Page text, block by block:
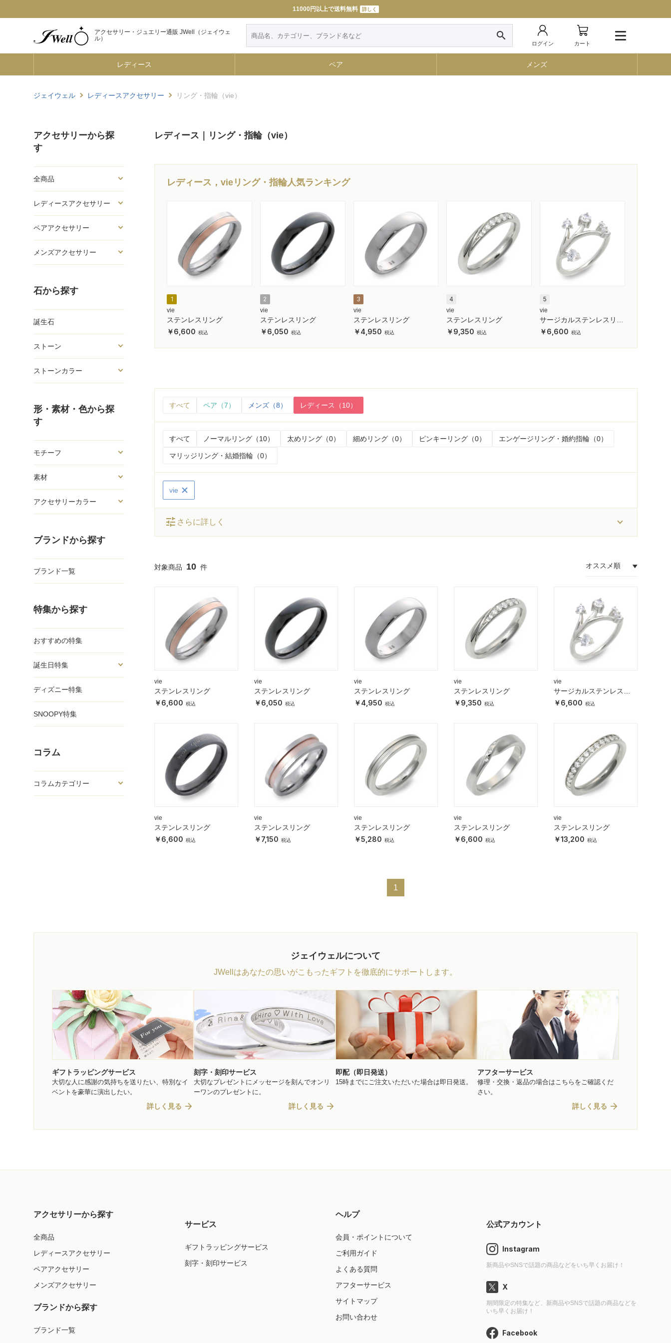
11000円以上で送料無料 詳しく
アクセサリー・ジュエリー通販 JWell（ジェイウェ
ル）
search
ログイン カート
レディース ペア メンズ
ジェイウェル レディースアクセサリー リング・指輪（vie）
アクセサリーから探
す
全商品
レディースアクセサリー
ペアアクセサリー
メンズアクセサリー
石から探す
誕生石
ストーン
ストーンカラー
形・素材・色から探
す
モチーフ
素材
アクセサリーカラー
ブランドから探す
ブランド一覧
特集から探す
おすすめの特集
誕生日特集
ディズニー特集
SNOOPY特集
コラム
コラムカテゴリー
レディース｜リング・指輪（vie）
レディース，vieリング・指輪人気ランキング
1
vie
ステンレスリング
6,600
2
vie
ステンレスリング
6,050
3
vie
ステンレスリング
4,950
4
vie
ステンレスリング
9,350
5
vie
サージカルステンレスリン
グ6,600
すべて ペア（7） メンズ（8） レディース（10）
すべて ノーマルリング（10） 太めリング（0） 細めリング（0） ピンキーリング（0） エンゲージリング・婚約指輪（0）
マリッジリング・結婚指輪（0）
vie
tune さらに詳しく
10
vie
ステンレスリング
6,600
vie
ステンレスリング
6,050
vie
ステンレスリング
4,950
vie
ステンレスリング
9,350
vie
サージカルステンレスリ
ング6,600
vie
ステンレスリング
6,600
vie
ステンレスリング
7,150
vie
ステンレスリング
5,280
vie
ステンレスリング
6,600
vie
ステンレスリング
13,200
1
ジェイウェルについて
JWellはあなたの思いがこもったギフトを徹底的にサポートします。
ギフトラッピングサービス
大切な人に感謝の気持ちを送りたい、特別なイ
ベントを豪華に演出したい。
詳しく見る arrow_forward
刻字・刻印サービス
大切なプレゼントにメッセージを刻んでオンリ
ーワンのプレゼントに。
詳しく見る arrow_forward
即配（即日発送）
15時までにご注文いただいた場合は即日発送。
アフターサービス
修理・交換・返品の場合はこちらをご確認くだ
さい。
詳しく見る arrow_forward
アクセサリーから探す
全商品
レディースアクセサリー
ペアアクセサリー
メンズアクセサリー
ブランドから探す
ブランド一覧
サービス
ギフトラッピングサービス
刻字・刻印サービス
ヘルプ
会員・ポイントについて
ご利用ガイド
よくある質問
アフターサービス
サイトマップ
お問い合わせ
公式アカウント
Instagram
新商品やSNSで話題の商品などをいち早くお届け！
X
期間限定の特集など、新商品やSNSで話題の商品などを
いち早くお届け！
Facebook